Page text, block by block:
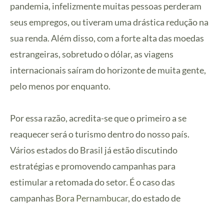
pandemia, infelizmente muitas pessoas perderam
seus empregos, ou tiveram uma drástica redução na
sua renda. Além disso, com a forte alta das moedas
estrangeiras, sobretudo o dólar, as viagens
internacionais saíram do horizonte de muita gente,
pelo menos por enquanto.
Por essa razão, acredita-se que o primeiro a se
reaquecer será o turismo dentro do nosso país.
Vários estados do Brasil já estão discutindo
estratégias e promovendo campanhas para
estimular a retomada do setor. É o caso das
campanhas Bora Pernambucar, do estado de